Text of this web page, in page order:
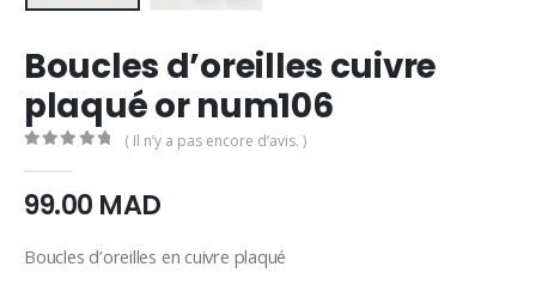
Boucles d’oreilles cuivre
plaqué or num106
( Il n’y a pas encore d’avis. )
99.00 MAD
Boucles d’oreilles en cuivre plaqué